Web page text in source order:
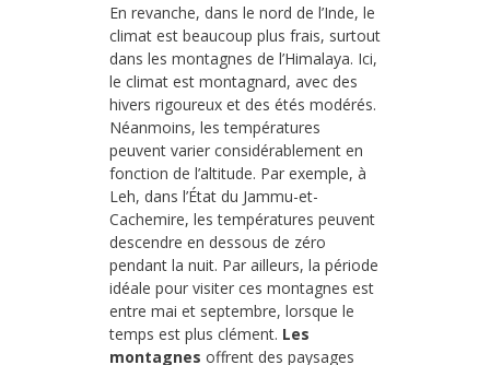
En revanche, dans le nord de l’Inde, le
climat est beaucoup plus frais, surtout
dans les montagnes de l’Himalaya. Ici,
le climat est montagnard, avec des
hivers rigoureux et des étés modérés.
Néanmoins, les températures
peuvent varier considérablement en
fonction de l’altitude. Par exemple, à
Leh, dans l’État du Jammu-et-
Cachemire, les températures peuvent
descendre en dessous de zéro
pendant la nuit. Par ailleurs, la période
idéale pour visiter ces montagnes est
entre mai et septembre, lorsque le
temps est plus clément. Les
montagnes offrent des paysages